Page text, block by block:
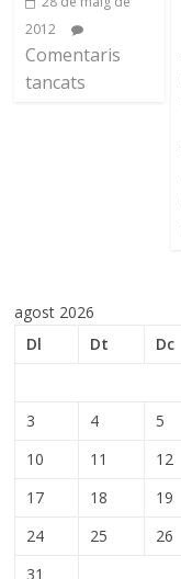
2012
Comentaris
tancats
agost 2026
Dl
Dt Dc
3
4 5
10
11 12
17
18 19
24
25 26
31